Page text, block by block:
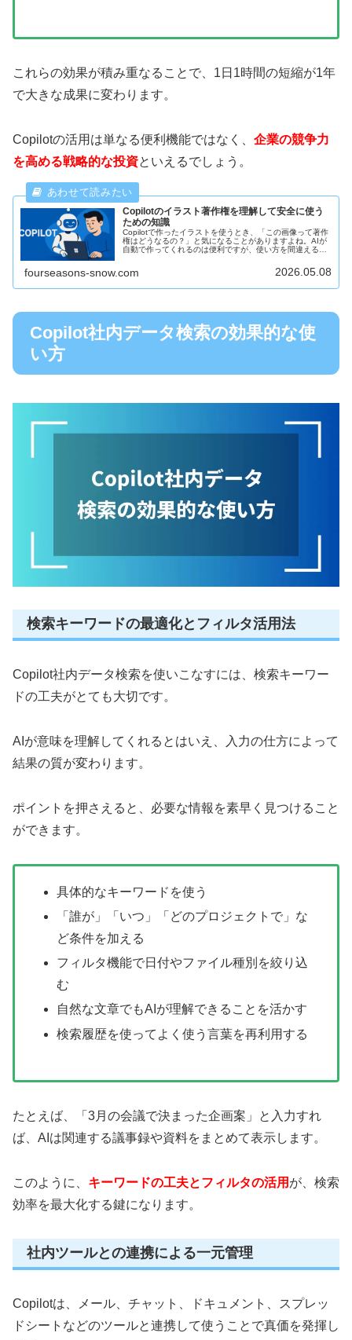
これらの効果が積み重なることで、1日1時間の短縮が1年
で大きな成果に変わります。
Copilotの活用は単なる便利機能ではなく、 企業の競争力
を高める戦略的な投資といえるでしょう。
Copilotのイラスト著作権を理解して安全に使う
ための知識
Copilotで作ったイラストを使うとき、「この画像って著作
権はどうなるの？」と気になることがありますよね。AIが
自動で作ってくれるのは便利ですが、使い方を間違えると
fourseasons-snow.com 2026.05.08
Copilot社内データ検索の効果的な使
い方
検索キーワードの最適化とフィルタ活用法
Copilot社内データ検索を使いこなすには、検索キーワー
ドの工夫がとても大切です。
AIが意味を理解してくれるとはいえ、入力の仕方によって
結果の質が変わります。
ポイントを押さえると、必要な情報を素早く見つけること
ができます。
具体的なキーワードを使う
「誰が」「いつ」「どのプロジェクトで」な
ど条件を加える
フィルタ機能で日付やファイル種別を絞り込
む
自然な文章でもAIが理解できることを活かす
検索履歴を使ってよく使う言葉を再利用する
たとえば、「3月の会議で決まった企画案」と入力すれ
ば、AIは関連する議事録や資料をまとめて表示します。
このように、 キーワードの工夫とフィルタの活用 が、検索
効率を最大化する鍵になります。
社内ツールとの連携による一元管理
Copilotは、メール、チャット、ドキュメント、スプレッ
ドシートなどのツールと連携して使うことで真価を発揮し